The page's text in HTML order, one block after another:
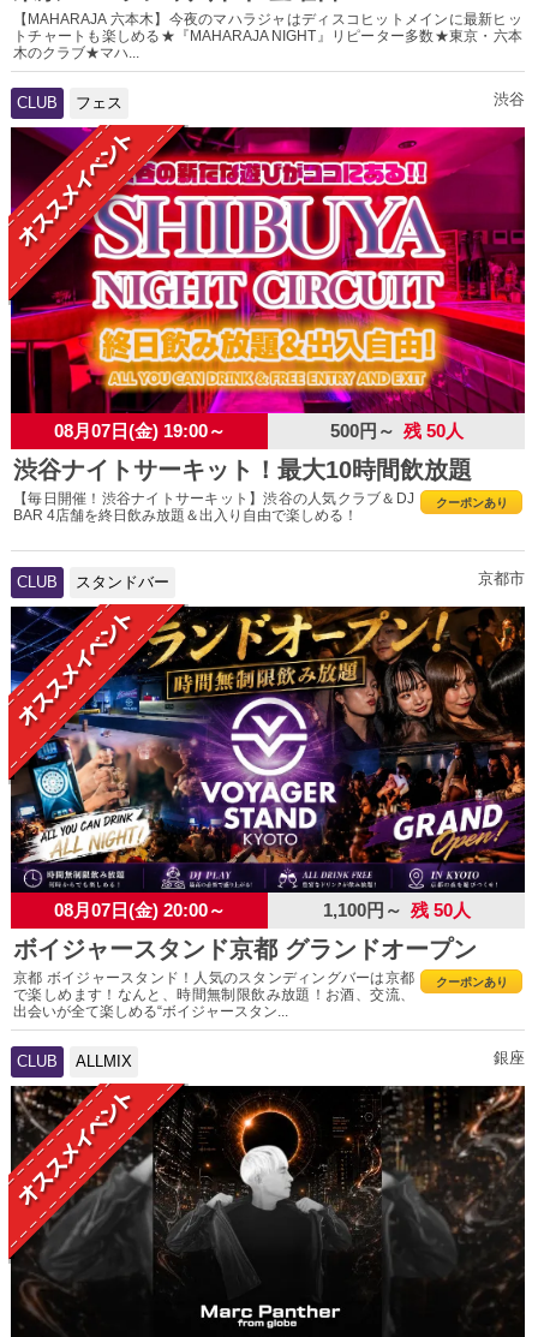
【MAHARAJA 六本木】今夜のマハラジャはディスコヒットメインに最新ヒッ
トチャートも楽しめる★『MAHARAJA NIGHT』リピーター多数★東京・六本
木のクラブ★マハ...
CLUB フェス 渋谷
08月07日(金) 19:00～ 500円～ 残 50人
渋谷ナイトサーキット！最大10時間飲放題
クーポンあり
【毎日開催！渋谷ナイトサーキット】渋谷の人気クラブ＆DJ
BAR 4店舗を終日飲み放題＆出入り自由で楽しめる！
CLUB スタンドバー 京都市
08月07日(金) 20:00～ 1,100円～ 残 50人
ボイジャースタンド京都 グランドオープン
クーポンあり
京都 ボイジャースタンド！人気のスタンディングバーは京都
で楽しめます！なんと、時間無制限飲み放題！お酒、交流、
出会いが全て楽しめる“ボイジャースタン...
CLUB ALLMIX 銀座